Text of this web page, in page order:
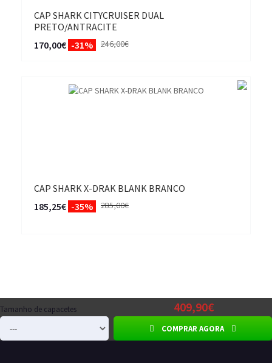
CAP SHARK CITYCRUISER DUAL
PRETO/ANTRACITE
170,00€ -31% 246,00€
CAP SHARK X-DRAK BLANK BRANCO
185,25€ -35% 285,00€
Tamanho de capacetes 409,90€
COMPRAR AGORA